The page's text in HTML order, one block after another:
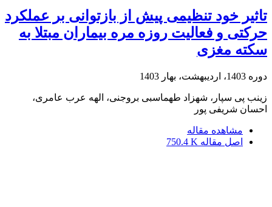
تاثیر خود تنظیمی پیش از بازتوانی بر عملکرد
حرکتی و فعالیت روزه مره بیماران مبتلا به
سکته مغزی
دوره 1403، اردیبهشت، بهار 1403
زینب پی سپار، شهزاد طهماسبی بروجنی، الهه عرب عامری،
احسان شریفی پور
مشاهده مقاله
اصل مقاله 750.4 K